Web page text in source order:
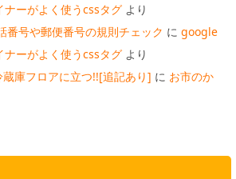
ーがよく使うcssタグ より
番号や郵便番号の規則チェック に google
ーがよく使うcssタグ より
庫フロアに立つ!![追記あり] に お市のか